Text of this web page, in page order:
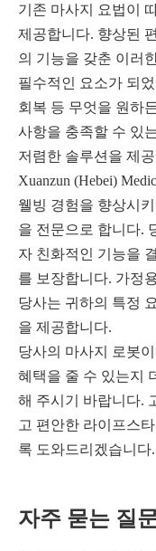
기존 마사지 요법이
제공합니다. 향상된
의 기능을 갖춘 이러
필수적인 요소가 되
회복 등 무엇을 원하
사항을 충족할 수 있
저렴한 솔루션을 제
Xuanzun (Hebei)
웰빙 경험을 향상시
을 전문으로 합니다.
자 친화적인 기능을
를 보장합니다. 가정
당사는 귀하의 특정
을 제공합니다.
당사의 마사지 로봇
혜택을 줄 수 있는지
해 주시기 바랍니다.
고 편안한 라이프스
록 도와드리겠습니다.
자주 묻는 질